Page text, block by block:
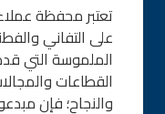
تعتبر محفظة
على التفاني
الملموسة التي
القطاعات
والنجاح؛ فإن